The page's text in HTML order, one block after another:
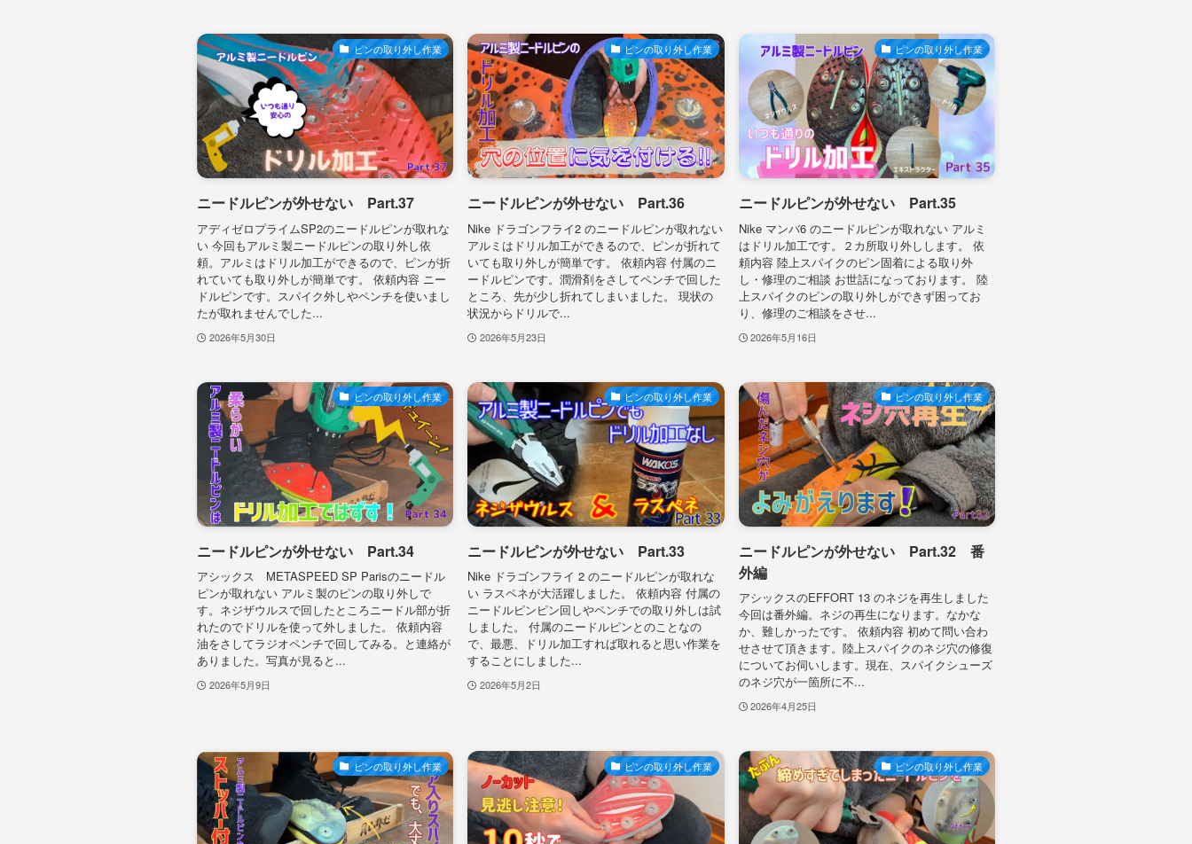
ピンの取り外し作業
ニードルピンが外せない Part.37
アディゼロプライムSP2のニードルピンが取れな
い 今回もアルミ製ニードルピンの取り外し依
頼。アルミはドリル加工ができるので、ピンが折
れていても取り外しが簡単です。 依頼内容 ニー
ドルピンです。スパイク外しやペンチを使いまし
たが取れませんでした...
2026年5月30日
ピンの取り外し作業
ニードルピンが外せない Part.36
Nike ドラゴンフライ2 のニードルピンが取れない
アルミはドリル加工ができるので、ピンが折れて
いても取り外しが簡単です。 依頼内容 付属のニ
ードルピンです。潤滑剤をさしてペンチで回した
ところ、先が少し折れてしまいました。 現状の
状況からドリルで...
2026年5月23日
ピンの取り外し作業
ニードルピンが外せない Part.35
Nike マンバ6 のニードルピンが取れない アルミ
はドリル加工です。２カ所取り外しします。 依
頼内容 陸上スパイクのピン固着による取り外
し・修理のご相談 お世話になっております。 陸
上スパイクのピンの取り外しができず困ってお
り、修理のご相談をさせ...
2026年5月16日
ピンの取り外し作業
ニードルピンが外せない Part.34
アシックス METASPEED SP Parisのニードル
ピンが取れない アルミ製のピンの取り外しで
す。ネジザウルスで回したところニードル部が折
れたのでドリルを使って外しました。 依頼内容
油をさしてラジオペンチで回してみる。と連絡が
ありました。写真が見ると...
2026年5月9日
ピンの取り外し作業
ニードルピンが外せない Part.33
Nike ドラゴンフライ 2 のニードルピンが取れな
い ラスペネが大活躍しました。 依頼内容 付属の
ニードルピンピン回しやペンチでの取り外しは試
しました。 付属のニードルピンとのことなの
で、最悪、ドリル加工すれば取れると思い作業を
することにしました...
2026年5月2日
ピンの取り外し作業
ニードルピンが外せない Part.32 番
外編
アシックスのEFFORT 13 のネジを再生しました
今回は番外編。ネジの再生になります。なかな
か、難しかったです。 依頼内容 初めて問い合わ
せさせて頂きます。陸上スパイクのネジ穴の修復
についてお伺いします。現在、スパイクシューズ
のネジ穴が一箇所に不...
2026年4月25日
ピンの取り外し作業 ピンの取り外し作業 ピンの取り外し作業